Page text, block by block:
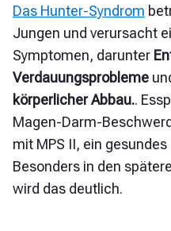
Das Hunter-Syndrom
Jungen und verursacht
Symptomen, darunter
Verdauungsprobleme
körperlicher Abbau..
Magen-Darm-
mit MPS II, ein
Besonders in den
wird das deutlich.